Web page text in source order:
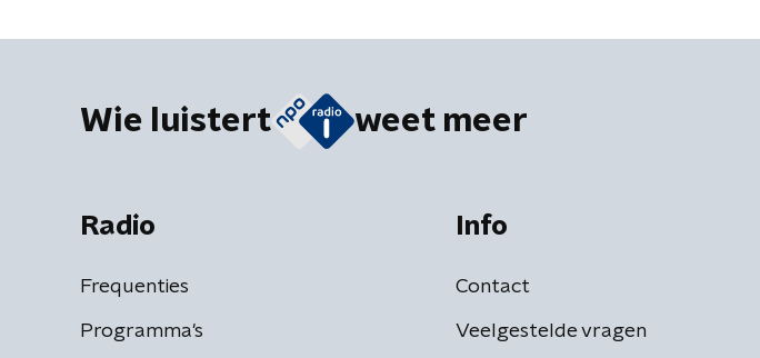
Wie luistert weet meer
Radio
Frequenties
Programma's
Info
Contact
Veelgestelde vragen